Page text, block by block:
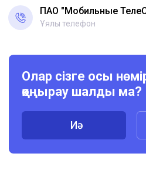
ПАО "Мобильные
Ұялы телефон
Олар сізге осы
қоңырау шалды ма?
Иә